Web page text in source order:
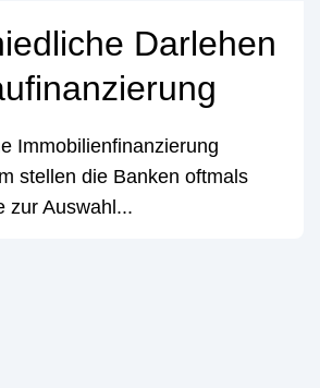
Darlehen
Immobilienfinanzierung
stellen die Banken oftmals
zur Auswahl...